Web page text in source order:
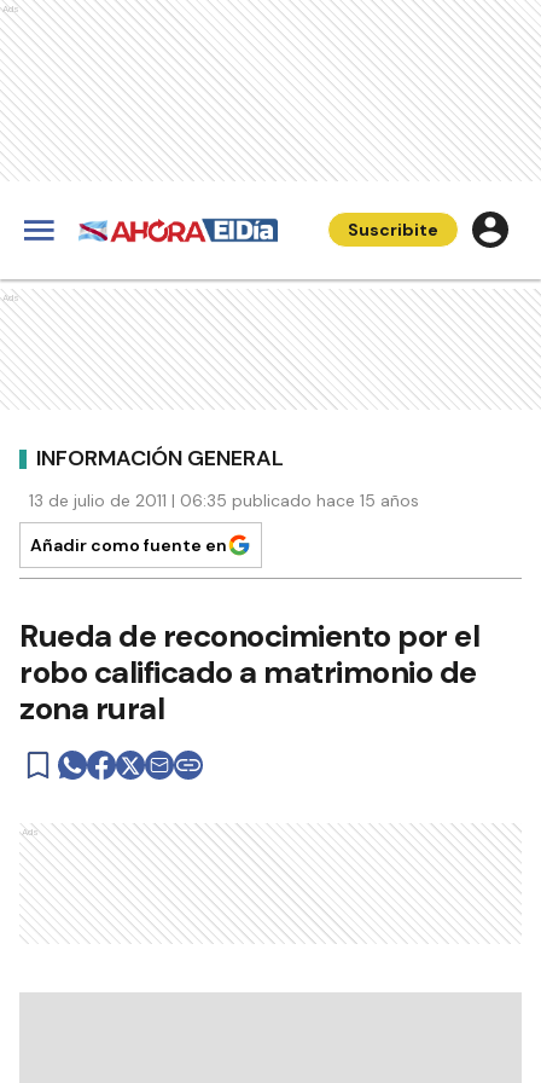
Ads
Suscribite
Ads
INFORMACIÓN GENERAL
13 de julio de 2011 | 06:35 publicado hace 15 años
Añadir como fuente en
Rueda de reconocimiento por el
robo calificado a matrimonio de
zona rural
Ads